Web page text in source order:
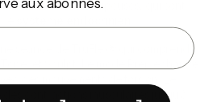
les cellules adipeuses, qui sont
séance de TruFlex® qui comprend
Tone, et Sculpt. Le mode Prep échauffe
contractions musculaires jusqu’à
aux abonnés.